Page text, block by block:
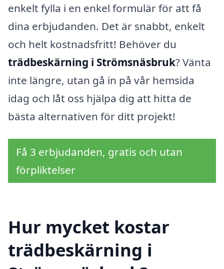
enkelt fylla i en enkel formulär för att få
dina erbjudanden. Det är snabbt, enkelt
och helt kostnadsfritt! Behöver du
trädbeskärning i Strömsnäsbruk? Vänta
inte längre, utan gå in på vår hemsida
idag och låt oss hjälpa dig att hitta de
bästa alternativen för ditt projekt!
Få 3 erbjudanden, gratis och utan
förpliktelser
Hur mycket kostar
trädbeskärning i